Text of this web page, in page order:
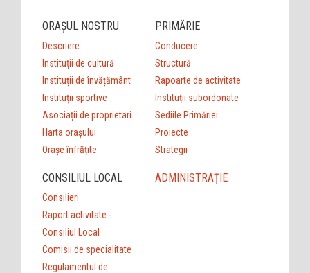
ORAȘUL NOSTRU
Descriere
Instituții de cultură
Instituții de învățământ
Instituții sportive
Asociații de proprietari
Harta orașului
Orașe înfrățite
PRIMĂRIE
Conducere
Structură
Rapoarte de activitate
Instituții subordonate
Sediile Primăriei
Proiecte
Strategii
CONSILIUL LOCAL
Consilieri
Raport activitate -
Consiliul Local
Comisii de specialitate
Regulamentul de
ADMINISTRAȚIE